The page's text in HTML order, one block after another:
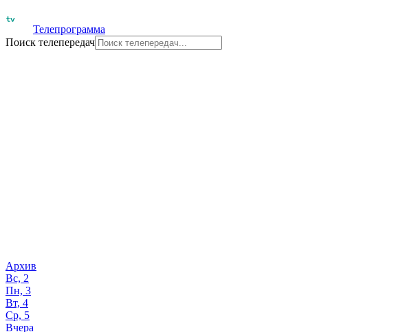
Телепрограмма
Поиск телепередач
Архив
Вс, 2
Пн, 3
Вт, 4
Ср, 5
Вчера